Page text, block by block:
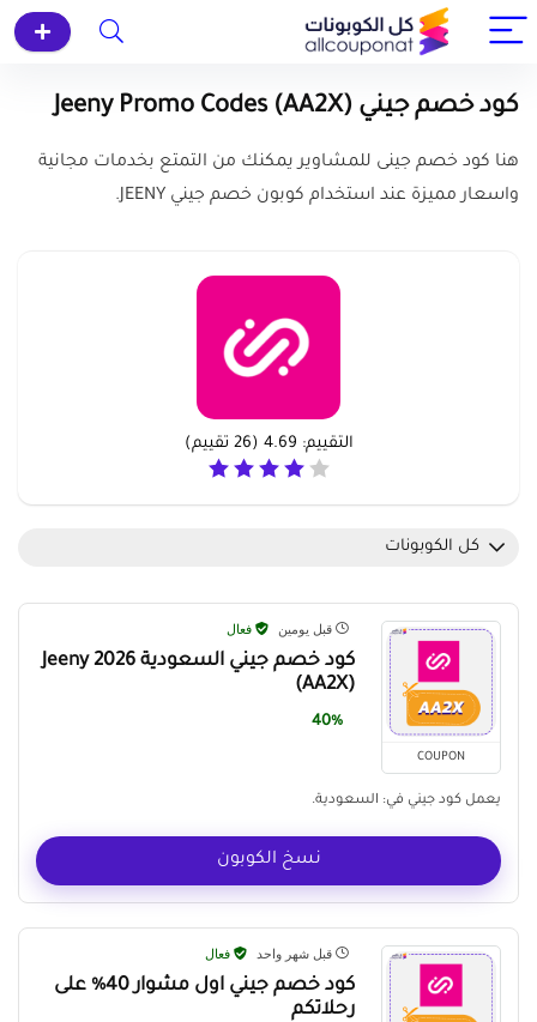
كود خصم جيني (AA2X) Jeeny Promo Codes
هنا كود خصم جينى للمشاوير يمكنك من التمتع بخدمات مجانية
واسعار مميزة عند استخدام كوبون خصم جيني JEENY.
التقييم: 4.69
(
26 تقييم)
كل الكوبونات
COUPON
قبل يومين فعال
كود خصم جيني السعودية Jeeny 2026
(AA2X)
40%
يعمل كود جيني في: السعودية.
نسخ الكوبون
قبل شهر واحد فعال
كود خصم جيني اول مشوار 40% على
رحلاتكم